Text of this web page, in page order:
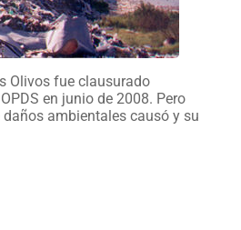
Olivos fue clausurado
en junio de 2008. Pero
ambientales causó y su